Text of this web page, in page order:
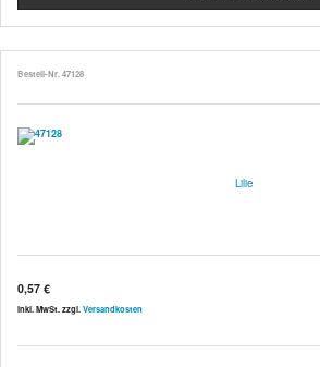
Bestell-Nr. 47128
Lilie
0,57 €
inkl. MwSt. zzgl. Versandkosten